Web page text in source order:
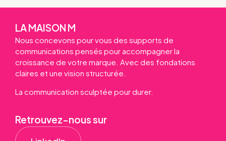
LA MAISON M
Nous concevons pour vous des supports de
communications pensés pour accompagner la
croissance de votre marque. Avec des fondations
claires et une vision structurée.
La communication sculptée pour durer.
Retrouvez-nous sur